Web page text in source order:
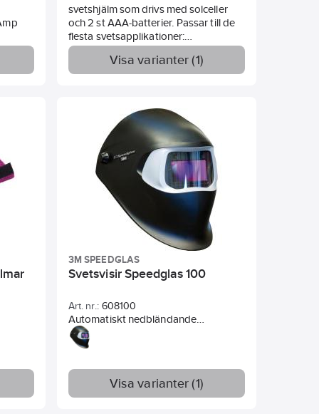
bra
på
svetshjälm som drivs med solceller
och 2 st AAA-batterier. Passar till de
flesta svetsapplikationer:
Pinnsvetsning, TIG över 20amp,
MIG/MAG, Plasmabågsvetsning m.m.
Komfortabel huvudställning med
Användningstemperatur: -10°- +55° C.
Standard:
EN-379 1/1/1/2, EN-175B.
Visa varianter (1)
3M SPEEDGLAS
Svetsvisir Speedglas 100
Art. nr.: 608100
Automatiskt nedbländande
svetshjälm för dig som inte svetsar så
ofta. Lämpad för MIG/MAG svetsning
Visa varianter (1)